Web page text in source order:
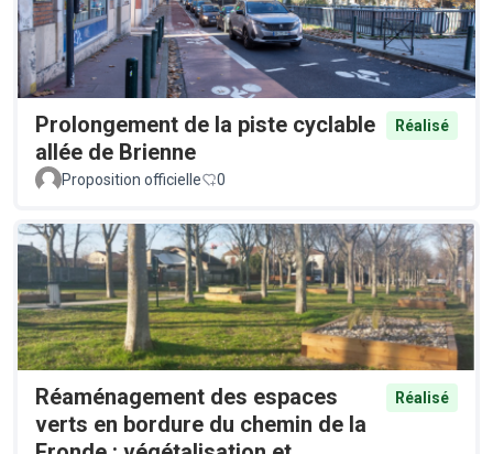
Prolongement de la piste cyclable
allée de Brienne
Réalisé
Proposition officielle 0
Réaménagement des espaces
verts en bordure du chemin de la
Réalisé